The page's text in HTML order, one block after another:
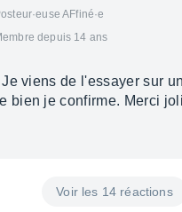
AFfiné·e
depuis 14 ans
Je viens de l'essayer sur
bien je confirme. Merci
Voir les 14 réactions